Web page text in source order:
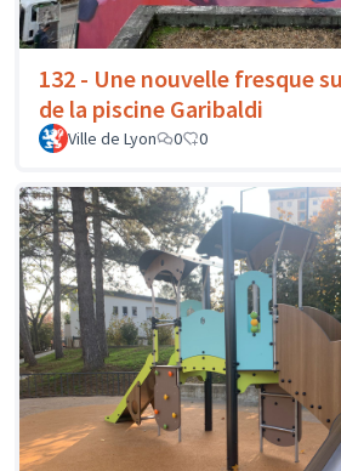
132 - Une nouvelle fresque
de la piscine Garibaldi
Ville de Lyon 0 0